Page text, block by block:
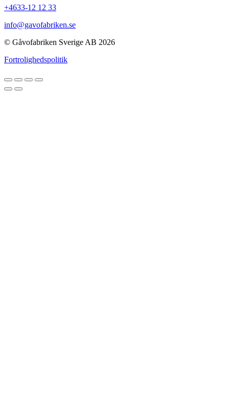
+4633-12 12 33
info@gavofabriken.se
© Gåvofabriken Sverige AB 2026
Fortrolighedspolitik